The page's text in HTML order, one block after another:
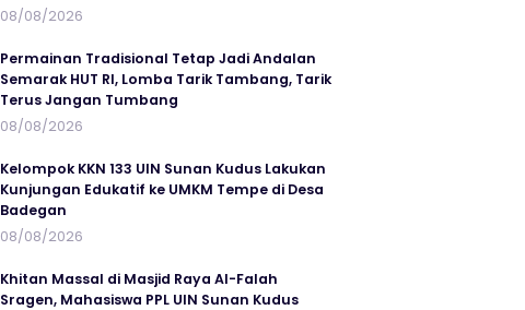
08/08/2026
Permainan Tradisional Tetap Jadi Andalan
Semarak HUT RI, Lomba Tarik Tambang, Tarik
Terus Jangan Tumbang
08/08/2026
Kelompok KKN 133 UIN Sunan Kudus Lakukan
Kunjungan Edukatif ke UMKM Tempe di Desa
Badegan
08/08/2026
Khitan Massal di Masjid Raya Al-Falah
Sragen, Mahasiswa PPL UIN Sunan Kudus